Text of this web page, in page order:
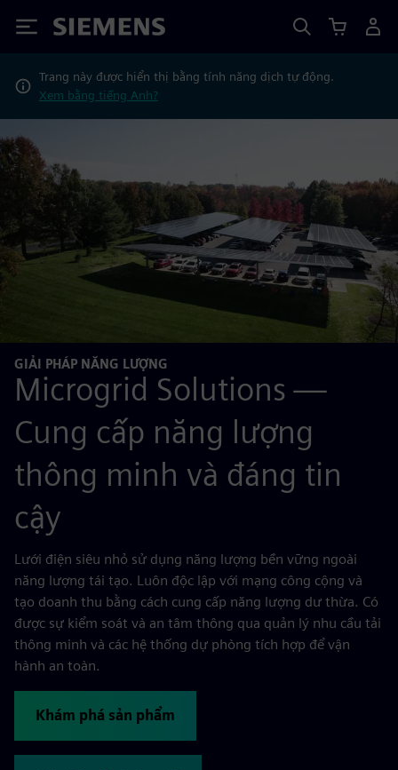
Siemens
Trang này được hiển thị bằng tính năng dịch tự động.
Xem bằng tiếng Anh?
GIẢI PHÁP NĂNG LƯỢNG
Microgrid Solutions —
Cung cấp năng lượng
thông minh và đáng tin
cậy
Lưới điện siêu nhỏ sử dụng năng lượng bền vững ngoài
năng lượng tái tạo. Luôn độc lập với mạng công cộng và
tạo doanh thu bằng cách cung cấp năng lượng dư thừa. Có
được sự kiểm soát và an tâm thông qua quản lý nhu cầu tải
thông minh và các hệ thống dự phòng tích hợp để vận
hành an toàn.
Khám phá sản phẩm